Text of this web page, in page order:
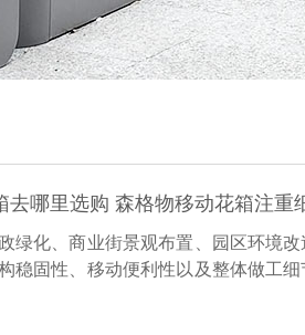
去哪里选购 森格物移动花箱注重
绿化、商业街景观布置、园区环境
稳固性、移动便利性以及整体做工